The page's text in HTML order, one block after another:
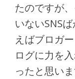
たのですが
いないSNS
えばブロガ
ログに力を
ったと思いま